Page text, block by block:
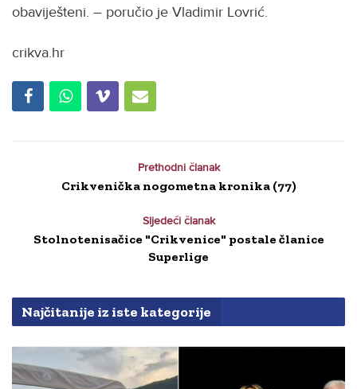
obaviješteni. – poručio je Vladimir Lovrić.
crikva.hr
Prethodni članak
Crikvenička nogometna kronika (77)
Sljedeći članak
Stolnotenisačice "Crikvenice" postale članice
Superlige
Najčitanije iz iste kategorije